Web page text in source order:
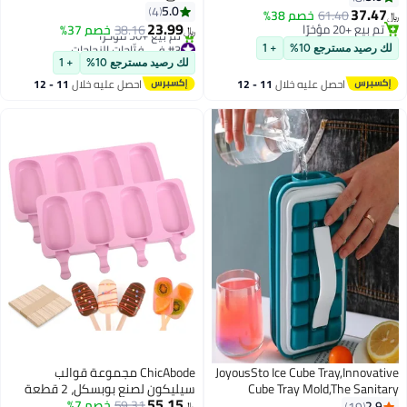
ComfortableWine
Professional Waiters
Vintage Wine Bottle Opener
Comfortable Wood
37.47
61.40خصم 38%
تم بيع +20 مؤخرًا
تم بيع +20 مؤخرًا
رصيد مسترجع 10% + 1
احصل عليه خلال 11 - 12
5.0
4
23.99
38.16خصم 37%
#3 في فتّاحات الزجاجات
أقل سعر في 7 يوم
تم بيع +30 مؤخرًا
#3 في فتّاحات الزجاجات
لك رصيد مسترجع 10% + 1
احصل عليه خلال 11 - 12
JoyousSto Ice Cube
Cube Tray Mold,The
ChicAbode مجموعة قوالب
سيليكون لصنع بوبسكل، 2 قطعة